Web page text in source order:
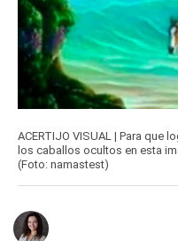
ACERTIJO VISUAL | Para que
los caballos ocultos en esta
(Foto: namastest)